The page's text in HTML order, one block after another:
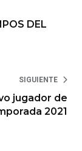
DEL
SIGUIENTE
jugador de
2021